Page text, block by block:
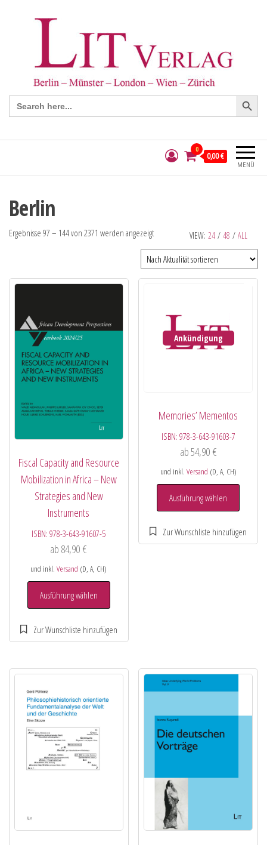
Search
for:
Search Button
MENÜ
0
0,00 €
Berlin
VIEW: 24 / 48 / ALL
Ergebnisse 97 – 144 von 2371 werden angezeigt
Fiscal Capacity and Resource
Mobilization in Africa – New
Strategies and New
Instruments
ISBN:978-3-643-91607-5
ab 84,90€
und inkl.Versand (D, A, CH)
Ausführung wählen
Ankündigung
Memories’ Mementos
ISBN: 978-3-643-91603-7
ab 54,90 €
und inkl. Versand (D, A, CH)
Ausführung wählen